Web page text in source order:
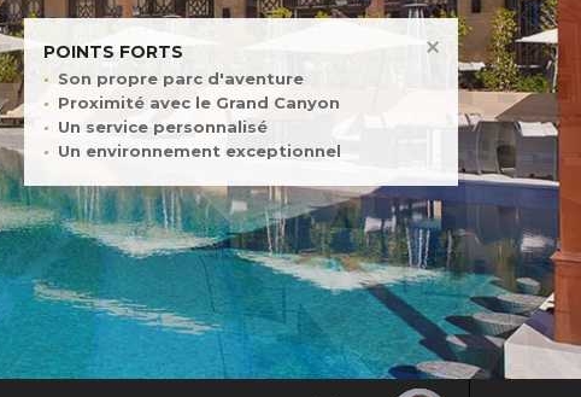
POINTS FORTS
Son propre parc d'aventure
Proximité avec le Grand Canyon
Un service personnalisé
Un environnement exceptionnel